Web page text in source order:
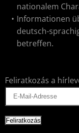
nationalem
Informationen
deutsch-
betreffen.
Feliratkozás a